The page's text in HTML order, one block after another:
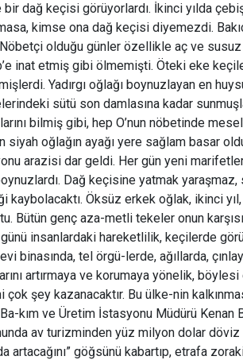
dağ keçisi görüyorlardı. İkinci yılda
kimse ona dağ keçisi diyemezdi.
Nöbetçi olduğu günler özellikle aç ve susuz
inat etmiş gibi ölmemişti. Öteki eke
Yadırgı oğlağı boynuzlayan en
sütü son damlasına kadar
bilmiş gibi, hep O’nun nöbetinde
siyah oğlağın ayağı yere sağlam basar
arazisi dar geldi. Her gün yeni
Dağ keçisine yatmak
kaybolacaktı. Öksüz erkek oğlak, ikinci
Bütün genç aza-metli tekeler onun
insanlardaki hareketlilik, keçilerde
binasında, tel örgü-lerde, ağıllarda,
artırmaya ve korumaya yönelik,
çok şey kazanacaktır. Bu ülke-nin
kım ve Üretim İstasyonu Müdürü Kenan
av turizminden yüz milyon dolar döviz
artacağını” göğsünü kabartıp, etrafa